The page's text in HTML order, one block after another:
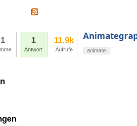
1 1
Antwort
11.9k
Aufrufe animate